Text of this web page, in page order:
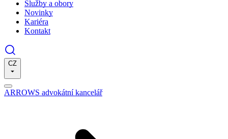
Služby a obory
Novinky
Kariéra
Kontakt
CZ
ARROWS advokátní kancelář